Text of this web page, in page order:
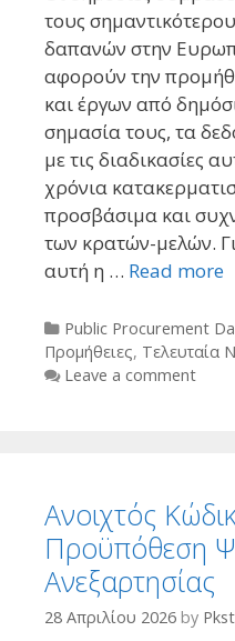
τους
δαπανών στην
αφορούν την
και έργων από
σημασία τους, τα
με τις διαδικασίες
χρόνια
προσβάσιμα και
των κρατών-μελών.
αυτή η … Read more
Categories
Public Procurement
Προμήθειες, Τελευταία
Leave a comment
Ανοιχτός
Προϋπόθεση
Ανεξαρτησίας
28 Απριλίου 2026 by Pkst